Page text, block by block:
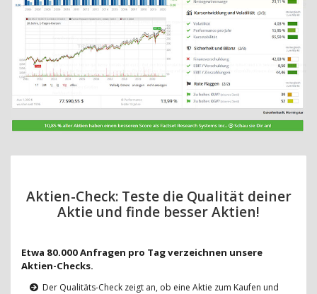
Aktien-Check: Teste die Qualität deiner
Aktie und finde besser Aktien!
Etwa 80.000 Anfragen pro Tag verzeichnen unsere
Aktien-Checks.
Der Qualitäts-Check zeigt an, ob eine Aktie zum Kaufen und